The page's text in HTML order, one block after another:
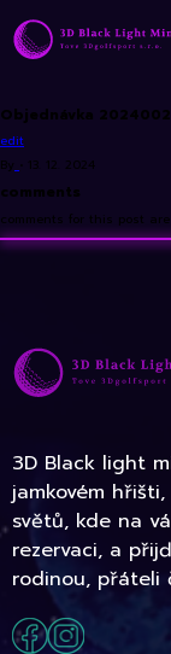
Objednávka
edit
By • 13. 12. 2024
comments
comments for this post
3D Black light
jamkovém
světů, kde na
rezervaci, a
rodinou, přáteli